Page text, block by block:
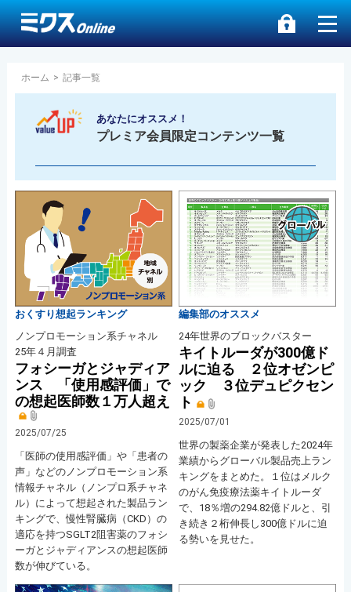
ホーム > 記事一覧
あなたにオススメ！
プレミア会員限定コンテンツ一覧
おくすり想起ランキング
ノンプロモーション系チャネル
25年４月調査
フォシーガとジャディア
ンス 「使用感評価」で
の想起医師数１万人超え
2025/07/25
「医師の使用感評価」や「患者の
声」などのノンプロモーション系
情報チャネル（ノンプロ系チャネ
ル）によって想起された製品ラン
キングで、慢性腎臓病（CKD）の
適応を持つSGLT2阻害薬のフォシ
ーガとジャディアンスの想起医師
数が伸びている。
編集部のオススメ
24年世界のブロックバスター
キイトルーダが300億ド
ルに迫る ２位オゼンピ
ック ３位デュピクセン
ト
2025/07/01
世界の製薬企業が発表した2024年
業績からグローバル製品売上ラン
キングをまとめた。１位はメルク
のがん免疫療法薬キイトルーダ
で、18％増の294.82億ドルと、引
き続き２桁伸長し300億ドルに迫
る勢いを見せた。